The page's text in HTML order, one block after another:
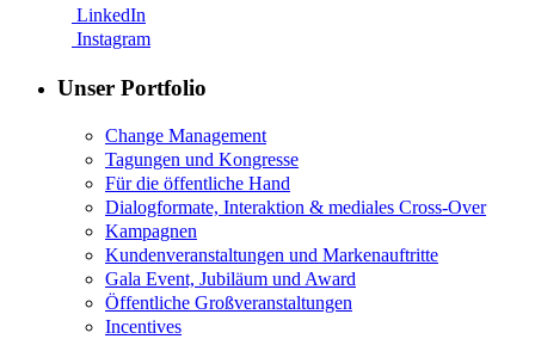
LinkedIn
Instagram
Unser Portfolio
Change Management
Tagungen und Kongresse
Für die öffentliche Hand
Dialogformate, Interaktion & mediales Cross-Over
Kampagnen
Kundenveranstaltungen und Markenauftritte
Gala Event, Jubiläum und Award
Öffentliche Großveranstaltungen
Incentives